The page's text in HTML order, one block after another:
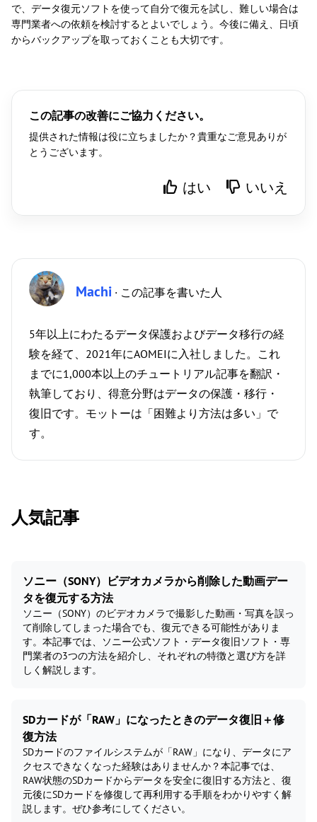
で、データ復元ソフトを使って自分で復元を試し、難しい場合は
専門業者への依頼を検討するとよいでしょう。今後に備え、日頃
からバックアップを取っておくことも大切です。
この記事の改善にご協力ください。
提供された情報は役に立ちましたか？貴重なご意見ありが
とうございます。
はい いいえ
Machi · この記事を書いた人
5年以上にわたるデータ保護およびデータ移行の経
験を経て、2021年にAOMEIに入社しました。これ
までに1,000本以上のチュートリアル記事を翻訳・
執筆しており、得意分野はデータの保護・移行・
復旧です。モットーは「困難より方法は多い」で
す。
人気記事
ソニー（SONY）ビデオカメラから削除した動画デー
タを復元する方法
ソニー（SONY）のビデオカメラで撮影した動画・写真を誤っ
て削除してしまった場合でも、復元できる可能性がありま
す。本記事では、ソニー公式ソフト・データ復旧ソフト・専
門業者の3つの方法を紹介し、それぞれの特徴と選び方を詳
しく解説します。
SDカードが「RAW」になったときのデータ復旧＋修
復方法
SDカードのファイルシステムが「RAW」になり、データにア
クセスできなくなった経験はありませんか？本記事では、
RAW状態のSDカードからデータを安全に復旧する方法と、復
元後にSDカードを修復して再利用する手順をわかりやすく解
説します。ぜひ参考にしてください。